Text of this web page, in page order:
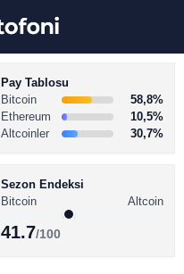
Pay Tablosu
Bitcoin
58,8%
Ethereum
10,5%
Altcoinler
30,7%
Sezon Endeksi
Bitcoin
Altcoin
41.7/100